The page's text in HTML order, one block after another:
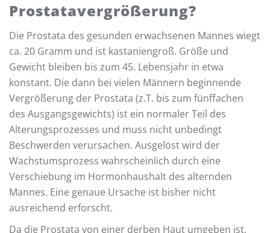
Prostatavergrößerung?
Die Prostata des gesunden erwachsenen Mannes wiegt
ca. 20 Gramm und ist kastaniengroß. Größe und
Gewicht bleiben bis zum 45. Lebensjahr in etwa
konstant. Die dann bei vielen Männern beginnende
Vergrößerung der Prostata (z.T. bis zum fünffachen
des Ausgangsgewichts) ist ein normaler Teil des
Alterungsprozesses und muss nicht unbedingt
Beschwerden verursachen. Ausgelöst wird der
Wachstumsprozess wahrscheinlich durch eine
Verschiebung im Hormonhaushalt des alternden
Mannes. Eine genaue Ursache ist bisher nicht
ausreichend erforscht.
Da die Prostata von einer derben Haut umgeben ist,